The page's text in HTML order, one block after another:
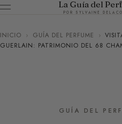
La Guía del
POR SYLVAINE
INICIO › GUÍA DEL PERFUME ›
GUERLAIN: PATRIMONIO DEL 68
GUÍA DEL